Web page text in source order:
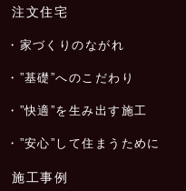
注文住宅
家づくりのながれ
”基礎”へのこだわり
”快適”を生み出す施工
”安心”して住まうために
施工事例